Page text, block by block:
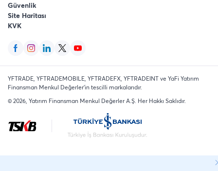
Güvenlik
Site Haritası
KVK
YFTRADE, YFTRADEMOBILE, YFTRADEFX, YFTRADEINT ve YaFi Yatırım
Finansman Menkul Değerler'in tescilli markalarıdır.
©2026 , Yatırım Finansman Menkul Değerler A.Ş. Her Hakkı Saklıdır.